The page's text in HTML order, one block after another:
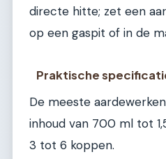
directe hitte; zet een
op een gaspit of in de
Praktische
De meeste
inhoud van 700 ml tot
3 tot 6 koppen.